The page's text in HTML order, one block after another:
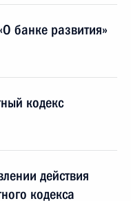
банке развития»
кодекс
действия
кодекса